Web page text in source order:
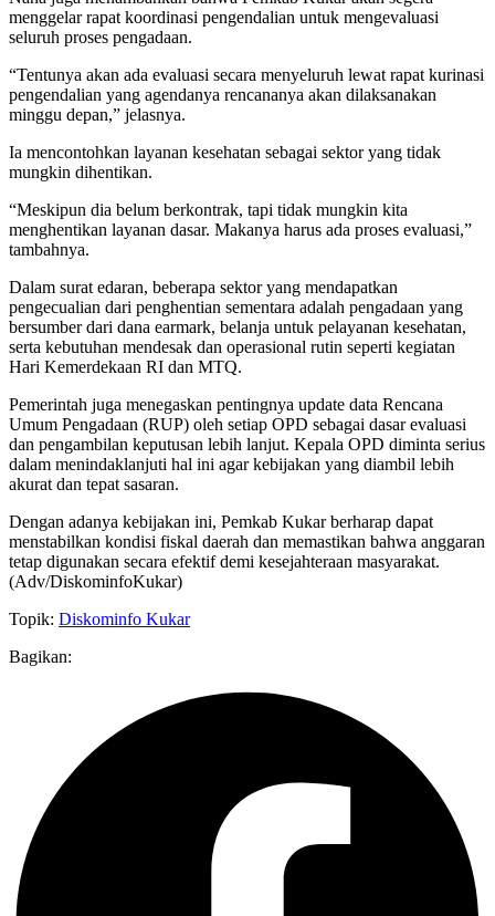
menggelar rapat koordinasi pengendalian untuk mengevaluasi
seluruh proses pengadaan.
“Tentunya akan ada evaluasi secara menyeluruh lewat rapat kurinasi
pengendalian yang agendanya rencananya akan dilaksanakan
minggu depan,” jelasnya.
Ia mencontohkan layanan kesehatan sebagai sektor yang tidak
mungkin dihentikan.
“Meskipun dia belum berkontrak, tapi tidak mungkin kita
menghentikan layanan dasar. Makanya harus ada proses evaluasi,”
tambahnya.
Dalam surat edaran, beberapa sektor yang mendapatkan
pengecualian dari penghentian sementara adalah pengadaan yang
bersumber dari dana earmark, belanja untuk pelayanan kesehatan,
serta kebutuhan mendesak dan operasional rutin seperti kegiatan
Hari Kemerdekaan RI dan MTQ.
Pemerintah juga menegaskan pentingnya update data Rencana
Umum Pengadaan (RUP) oleh setiap OPD sebagai dasar evaluasi
dan pengambilan keputusan lebih lanjut. Kepala OPD diminta serius
dalam menindaklanjuti hal ini agar kebijakan yang diambil lebih
akurat dan tepat sasaran.
Dengan adanya kebijakan ini, Pemkab Kukar berharap dapat
menstabilkan kondisi fiskal daerah dan memastikan bahwa anggaran
tetap digunakan secara efektif demi kesejahteraan masyarakat.
(Adv/DiskominfoKukar)
Topik: Diskominfo Kukar
Bagikan: